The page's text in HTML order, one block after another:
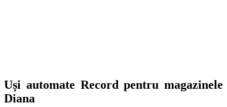
Uși automate Record pentru magazinele
Diana